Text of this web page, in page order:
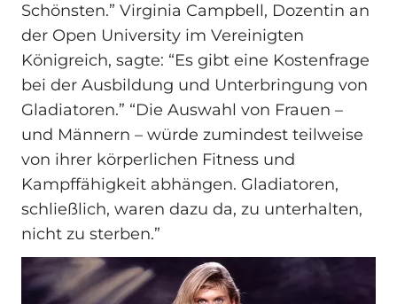
Schönsten.” Virginia Campbell, Dozentin an
der Open University im Vereinigten
Königreich, sagte: “Es gibt eine Kostenfrage
bei der Ausbildung und Unterbringung von
Gladiatoren.” “Die Auswahl von Frauen –
und Männern – würde zumindest teilweise
von ihrer körperlichen Fitness und
Kampffähigkeit abhängen. Gladiatoren,
schließlich, waren dazu da, zu unterhalten,
nicht zu sterben.”